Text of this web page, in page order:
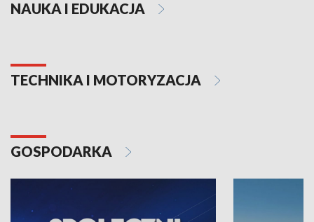
NAUKA I EDUKACJA
TECHNIKA I MOTORYZACJA
GOSPODARKA